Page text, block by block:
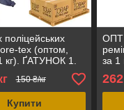
tex (оптом,
кг). ҐАТУНОК 1.
оригінал
150 ₴/кг
Купити
ОПТ
за 1